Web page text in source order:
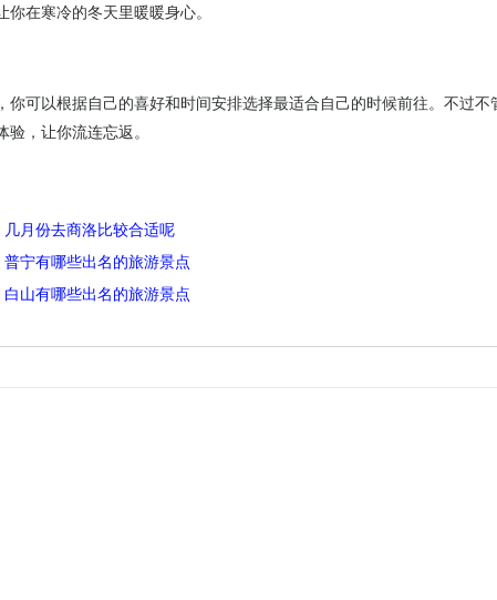
在寒冷的冬天里暖暖身心。
可以根据自己的喜好和时间安排选择最适合自己的时候前往。不过不
，让你流连忘返。
几月份去商洛比较合适呢
普宁有哪些出名的旅游景点
白山有哪些出名的旅游景点